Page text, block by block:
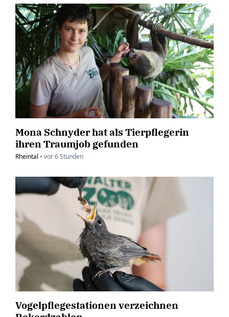
Mona Schnyder hat als Tierpflegerin
ihren Traumjob gefunden
Rheintal • vor6 Stunden
Vogelpflegestationen verzeichnen